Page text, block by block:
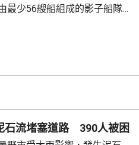
最少56艘船組成的影子船隊正
能被監控的方式，支持阿拉伯
石流堵塞道路 390人被困